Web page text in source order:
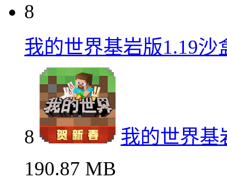
8
我的世界基岩版1.19沙
8
我的世界基
190.87 MB